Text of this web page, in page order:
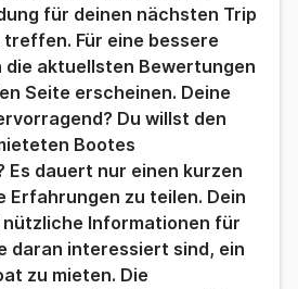
für deinen nächsten Trip
treffen. Für eine bessere
die aktuellsten Bewertungen
Seite erscheinen. Deine
Du willst den
Bootes
Es dauert nur einen kurzen
Erfahrungen zu teilen. Dein
Informationen für
daran interessiert sind, ein
zu mieten. Die